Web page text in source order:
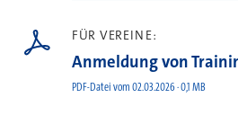
FÜR VEREINE:
Anmeldung von
PDF-Datei vom 02.03.2026 · 0,1 MB